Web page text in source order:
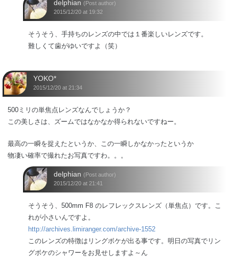
delphian (Post author)
2015/12/20 at 19:32
そうそう、手持ちのレンズの中では１番楽しいレンズです。
難しくて歯がゆいですよ（笑）
YOKO*
2015/12/20 at 21:34
500ミリの単焦点レンズなんでしょうか？
この美しさは、ズームではなかなか得られないですねー。
最高の一瞬を捉えたというか、この一瞬しかなかったというか
物凄い確率で撮れたお写真ですわ。。。
delphian (Post author)
2015/12/20 at 21:41
そうそう、500mm F8 のレフレックスレンズ（単焦点）です。こ
れが小さいんですよ。
http://archives.limiranger.com/archive-1552
このレンズの特徴はリングボケが出る事です。明日の写真でリン
グボケのシャワーをお見せしますよ～ん